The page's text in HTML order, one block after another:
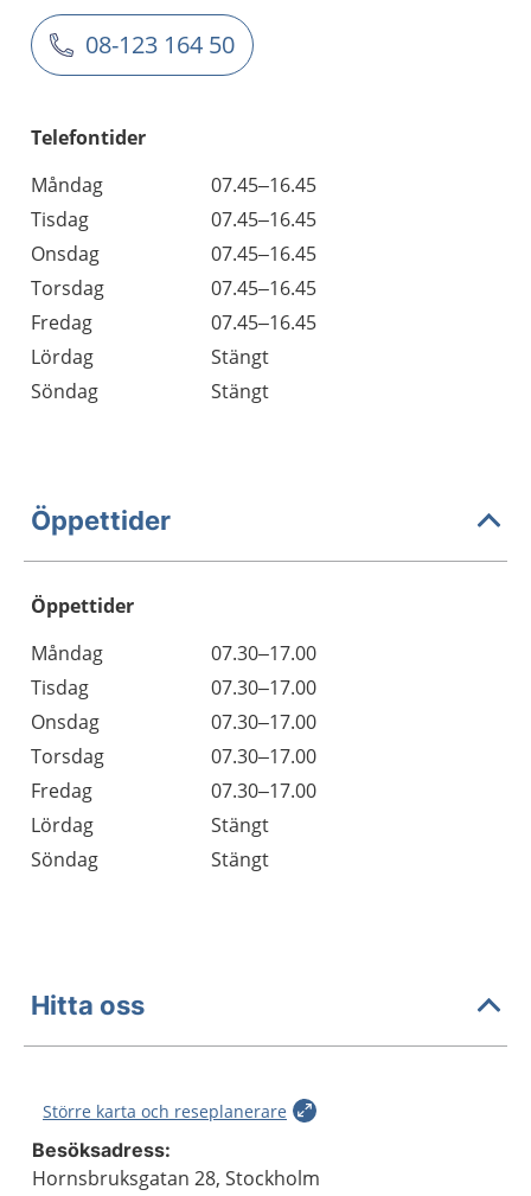
08-123 164 50
Telefontider
Måndag
07.45–16.45
Tisdag
07.45–16.45
Onsdag
07.45–16.45
Torsdag
07.45–16.45
Fredag
07.45–16.45
Lördag
Stängt
Söndag
Stängt
Öppettider
Öppettider
Dag
Öppettider
Kommentarer
Måndag
07.30–17.00
Tisdag
07.30–17.00
Onsdag
07.30–17.00
Torsdag
07.30–17.00
Fredag
07.30–17.00
Lördag
Stängt
Söndag
Stängt
Hitta oss
Större karta och reseplanerare
Besöksadress:
Hornsbruksgatan 28, Stockholm